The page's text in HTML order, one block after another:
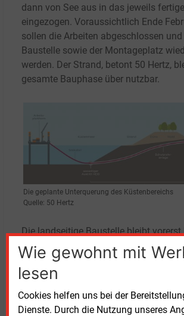
Wie gewohnt mit
lesen
Cookies helfen uns bei der
Dienste. Durch die Nutzung unseres
dann von See aus in das jeweils
eingezogen. Voraussichtlich Ende
sollen die Arbeiten abgeschlossen
Baustelle sowie der Montageplatz
werden. Der Strand, betont 50 Hertz,
gesamte Bauphase über nutzbar.
Die geplante Unterquerung des Küstenbereichs
Quelle: 50 Hertz
Die landseitige Baustelle bleibt vorerst
ist eine weitere Horizontalspülbohrung
geplant. Der Bauantrag für die
Landkabel zwischen Dierhagen und